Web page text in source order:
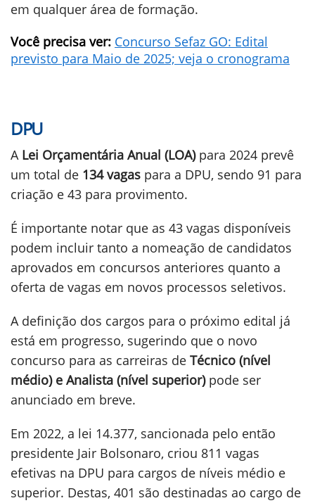
em qualquer área de formação.
Você precisa ver: Concurso Sefaz GO: Edital
previsto para Maio de 2025; veja o cronograma
DPU
A Lei Orçamentária Anual (LOA)para 2024 prevê
um total de 134 vagas para a DPU, sendo 91 para
criação e 43 para provimento.
É importante notar que as 43 vagas disponíveis
podem incluir tanto a nomeação de candidatos
aprovados em concursos anteriores quanto a
oferta de vagas em novos processos seletivos.
A definição dos cargos para o próximo edital já
está em progresso, sugerindo que o novo
concurso para as carreiras de Técnico (nível
médio) e Analista (nível superior) pode ser
anunciado em breve.
Em 2022, a lei 14.377, sancionada pelo então
presidente Jair Bolsonaro, criou 811 vagas
efetivas na DPU para cargos de níveis médio e
superior. Destas, 401 são destinadas ao cargo de